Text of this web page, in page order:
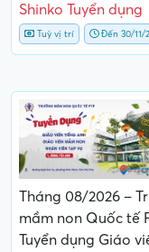
Shinko Tuyển dụng
Tuỳ vị trí Đến 30/11/
Tháng 08/2026 –
mầm non Quốc tế
Tuyển dụng Giáo